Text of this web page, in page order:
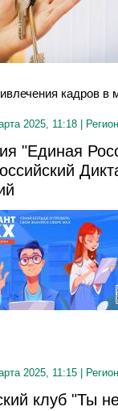
кадров в
2025, 11:18 |
"Единая
2025, 11:15 |
клуб "Ты